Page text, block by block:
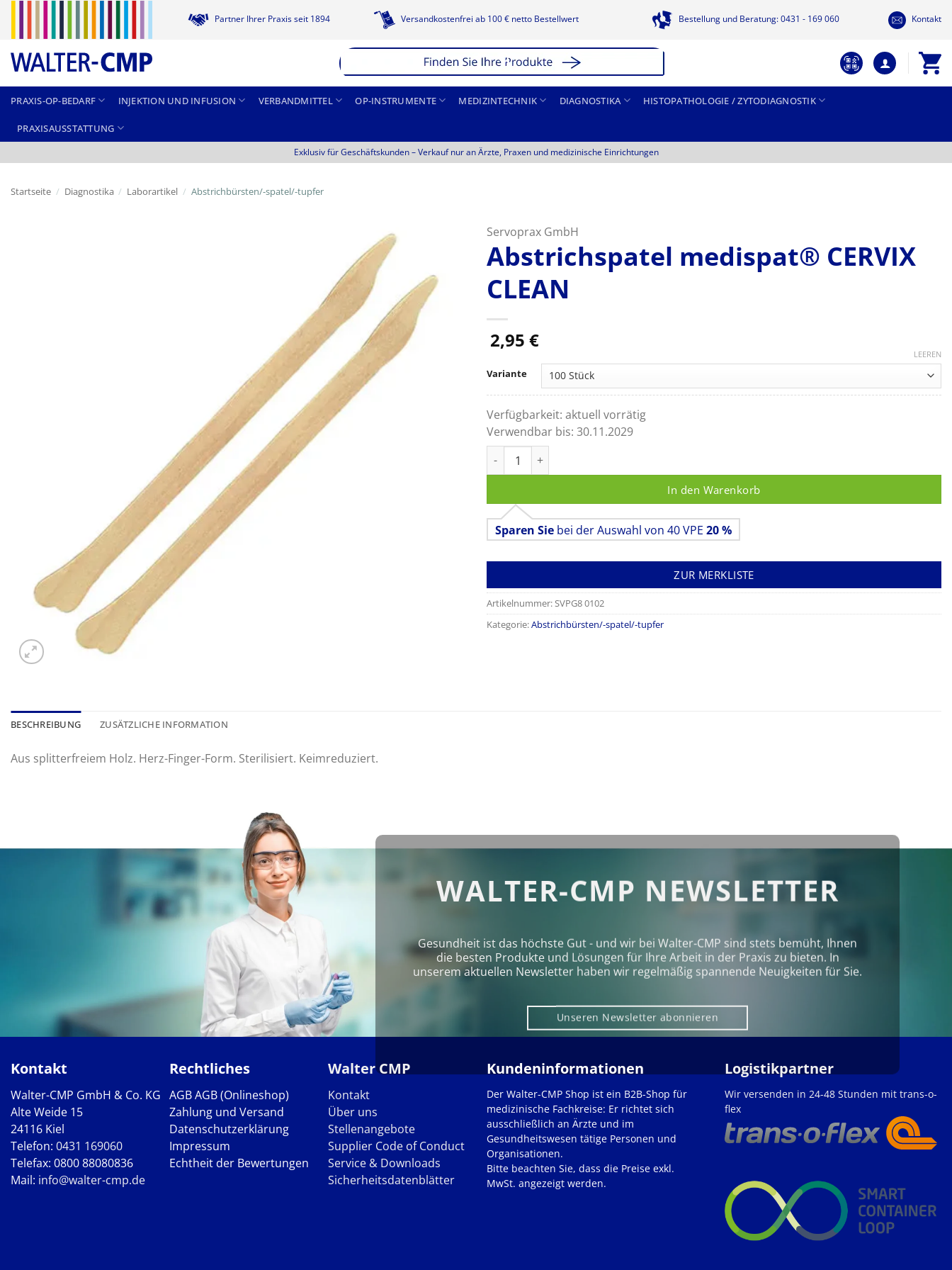
springen
Partner Ihrer Praxis seit 1894 Versandkostenfrei ab 100 € netto Bestellwert Bestellung und Beratung: 0431 - 169 060 Kontakt
PRAXIS-OP-BEDARF INJEKTION UND INFUSION VERBANDMITTEL OP-INSTRUMENTE MEDIZINTECHNIK DIAGNOSTIKA HISTOPATHOLOGIE / ZYTODIAGNOSTIK
PRAXISAUSSTATTUNG
Exklusiv für Geschäftskunden –Verkauf nur an Ärzte, Praxen und medizinische Einrichtungen
Startseite / Diagnostika / Laborartikel / Abstrichbürsten/-spatel/-tupfer
Servoprax GmbH
Abstrichspatel medispat® CERVIX
CLEAN
2,95 €
Variante
LEEREN
Verfügbarkeit: aktuell vorrätig
Verwendbar bis: 30.11.2029
In den Warenkorb
Sparen Sie bei der Auswahl von 40 VPE 20 %
ZUR MERKLISTE
Artikelnummer:SVPG8 0102
Kategorie:Abstrichbürsten/-spatel/-tupfer
BESCHREIBUNG ZUSÄTZLICHE INFORMATION
Aus splitterfreiem Holz. Herz-Finger-Form. Sterilisiert. Keimreduziert.
WALTER-CMP NEWSLETTER
Gesundheit ist das höchste Gut - und wir bei Walter‑CMP sind stets bemüht, Ihnen
die besten Produkte und Lösungen für Ihre Arbeit in der Praxis zu bieten. In
unserem aktuellen Newsletter haben wir regelmäßig spannende Neuigkeiten für Sie.
Unseren Newsletter abonnieren
Kontakt
Walter-CMP GmbH & Co. KG
Alte Weide 15
24116 Kiel
Telefon: 0431 169060
Telefax: 0800 88080836
Mail: info@walter-cmp.de
Rechtliches
AGBAGB (Onlineshop)
Zahlung und Versand
Datenschutzerklärung
Impressum
Echtheit der Bewertungen
Walter CMP
Kontakt
Über uns
Stellenangebote
Supplier Code of Conduct
Service & Downloads
Sicherheitsdatenblätter
Kundeninformationen
Der Walter-CMP Shop ist ein B2B-Shop für
medizinische Fachkreise: Er richtet sich
ausschließlich an Ärzte und im
Gesundheitswesen tätige Personen und
Organisationen.
Bitte beachten Sie, dass die Preise exkl.
MwSt. angezeigt werden.
Logistikpartner
Wir versenden in 24-48 Stunden mit trans-o-
flex